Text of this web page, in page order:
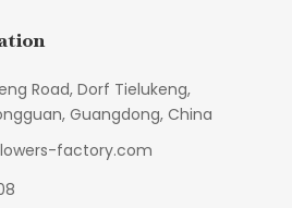
Road, Dorf Tielukeng,
Guangdong, China
factory.com